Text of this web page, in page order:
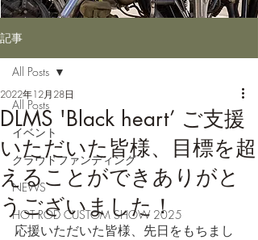
記事
All Posts
イベント
クラウドファンディング
NEWS
HOT ROD CUSTOM SHOW 2025
All Posts
DLMS 'Black heart’ ご支援
いただいた皆様、目標を超
えることができありがと
うございました！
2022年12月28日
応援いただいた皆様、先日をもちまし